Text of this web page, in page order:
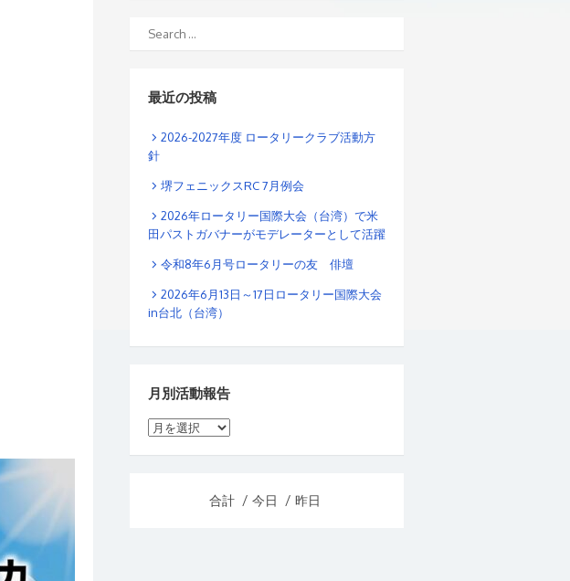
最近の投稿
2026-2027年度 ロータリークラブ活動方
針
堺フェニックスRC 7月例会
2026年ロータリー国際大会（台湾）で米
田パストガバナーがモデレーターとして活躍
令和8年6月号ロータリーの友 俳壇
2026年6月13日～17日ロータリー国際大会
in台北（台湾）
月別活動報告
月
合計 / 今日 / 昨日